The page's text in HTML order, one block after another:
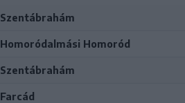
Szentábrahám
Homoródalmási Homoród
Szentábrahám
Farcád